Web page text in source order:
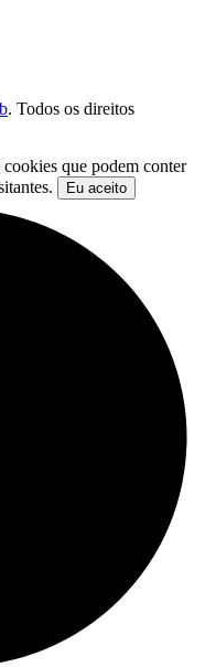
. Todos os direitos
que podem conter
Eu aceito